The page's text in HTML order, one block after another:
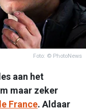
Foto: © PhotoNews
aan het
maar zeker
France. Aldaar